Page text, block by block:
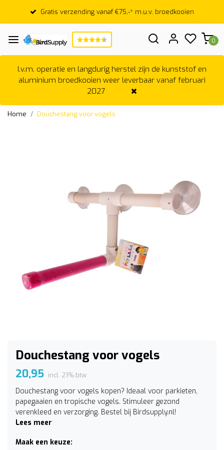
Gratis verzending vanaf €75,-* m.u.v. broedkooien
0
I.v.m. operatie en langdurig herstel zijn de kunststof en
aluminium broedkooien weer leverbaar vanaf februari
2027
Home Douchestang voor vogels
Douchestang voor vogels
20,95 incl. 21% btw
Douchestang voor vogels kopen? Ideaal voor parkieten,
papegaaien en tropische vogels. Stimuleer gezond
verenkleed en verzorging. Bestel bij Birdsupply.nl!
Lees meer
Maak een keuze: